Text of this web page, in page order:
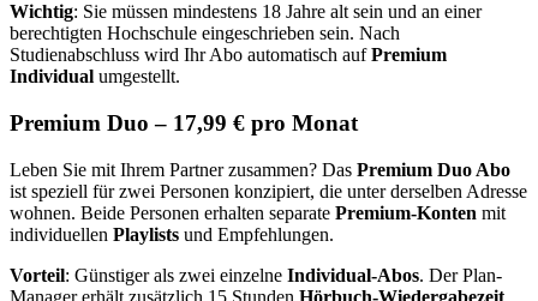
Wichtig: Sie müssen mindestens 18 Jahre alt sein und an einer
berechtigten Hochschule eingeschrieben sein. Nach
Studienabschluss wird Ihr Abo automatisch aufPremium
Individual umgestellt.
Premium Duo – 17,99 € pro Monat
Leben Sie mit Ihrem Partner zusammen? Das Premium Duo Abo
ist speziell für zwei Personen konzipiert, die unter derselben Adresse
wohnen. Beide Personen erhalten separate Premium-Konten mit
individuellen Playlists und Empfehlungen.
Vorteil: Günstiger als zwei einzelne Individual-Abos. Der Plan-
Manager erhält zusätzlich 15 Stunden Hörbuch-Wiedergabezeit